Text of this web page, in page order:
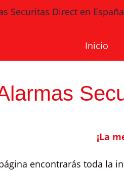
Inicio
¡La
encontrarás toda la